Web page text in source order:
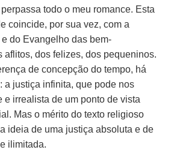
todo o meu romance. Esta
coincide, por sua vez, com a
do Evangelho das bem-
aflitos, dos felizes, dos pequeninos.
de concepção do tempo, há
a justiça infinita, que pode nos
e irrealista de um ponto de vista
Mas o mérito do texto religioso
ideia de uma justiça absoluta e de
ilimitada.